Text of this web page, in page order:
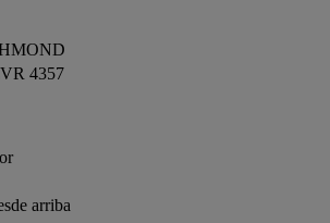
4357
arriba